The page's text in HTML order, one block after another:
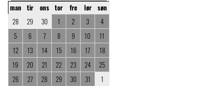
man tir ons tor fre lør
søn
28
29 30 1 2 3
4
5
6 7 8 9 10
11
12
13 14 15 16 17
18
19
20 21 22 23 24
25
26
27 28 29 30 31 1